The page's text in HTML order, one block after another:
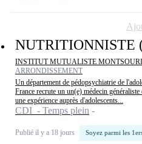
NUTRITIONNISTE
INSTITUT MUTUALISTE
ARRONDISSEMENT
Un département de pédopsychiatrie de
France recrute un un(e) médecin
une expérience auprès d'adolescents...
CDI - Temps plein
Publié il y a 18 jours Soyez parmi les